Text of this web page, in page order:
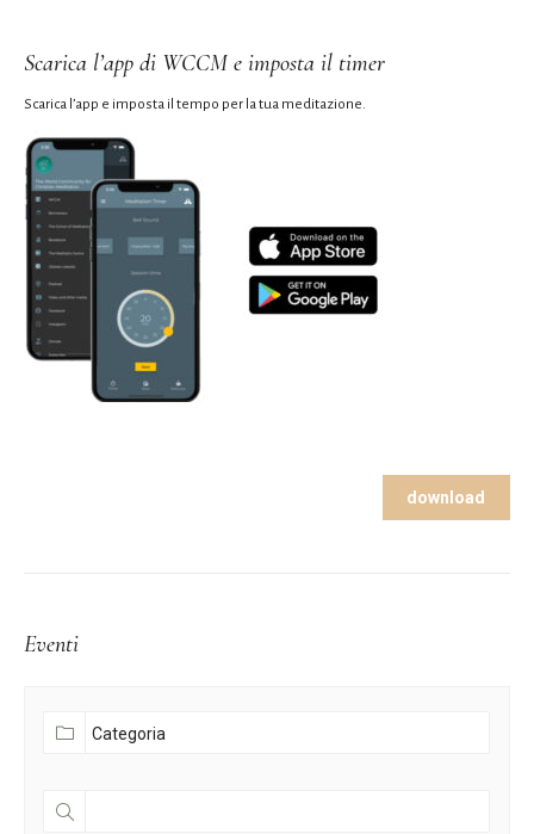
Scarica l’app di WCCM e imposta il timer
Scarica l’app e imposta il tempo per la tua meditazione.
download
Eventi